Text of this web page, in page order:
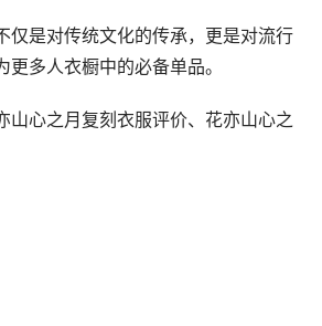
仅是对传统文化的传承，更是对流行
多人衣橱中的必备单品。
山心之月复刻衣服评价、花亦山心之